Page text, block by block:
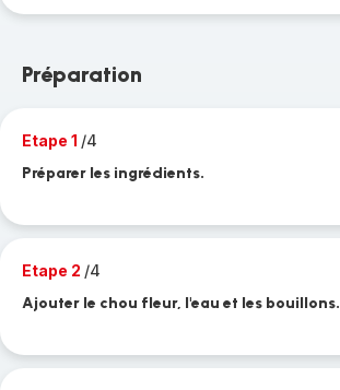
Préparation
Etape 1 /4
Préparer les ingrédients.
Etape 2 /4
Ajouter le chou fleur, l'eau et les bouillons.